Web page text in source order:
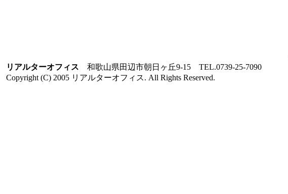
リアルターオフィス 和歌山県田辺市朝日ヶ丘9-15 TEL.0739-25-7090
Copyright (C) 2005 リアルターオフィス. All Rights Reserved.